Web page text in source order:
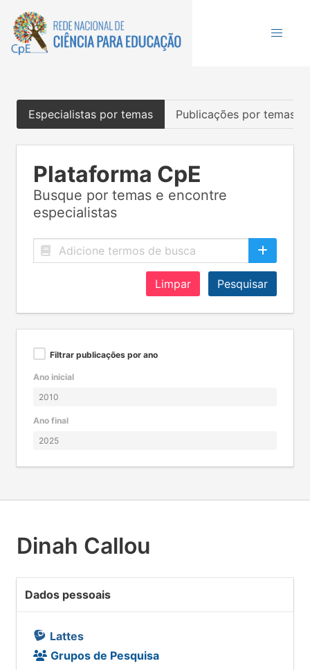
Especialistas por temas Publicações por temas
Plataforma CpE
Busque por temas e encontre
especialistas
Limpar Pesquisar
Filtrar publicações por ano
Ano inicial
Ano final
Dinah Callou
Dados pessoais
Lattes
Grupos de Pesquisa